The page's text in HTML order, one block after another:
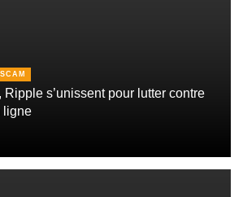
s’unissent pour lutter contre
ligne